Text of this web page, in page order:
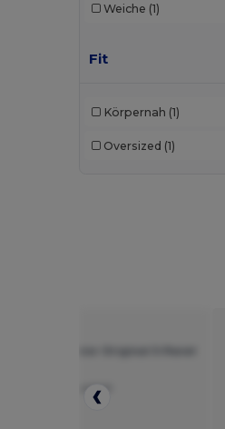
Weiche (1)
Fit
Körpernah (1)
Oversized (1)
tolle Qualität